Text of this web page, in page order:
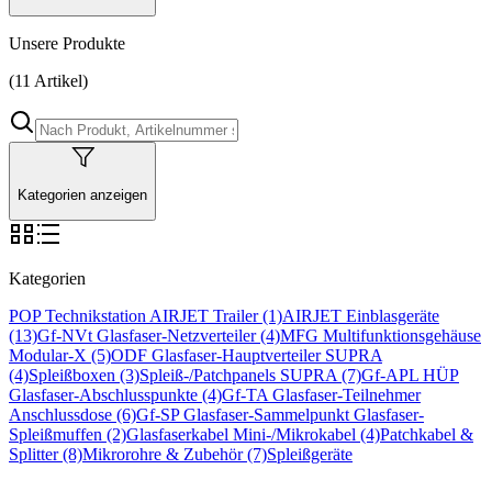
Unsere Produkte
(11 Artikel)
Kategorien anzeigen
Kategorien
POP Technikstation AIRJET Trailer (1)AIRJET Einblasgeräte
(13)Gf-NVt Glasfaser-Netzverteiler(4)MFG Multifunktionsgehäuse
Modular-X (5)ODF Glasfaser-Hauptverteiler SUPRA
(4)Spleißboxen (3)Spleiß-/Patchpanels SUPRA (7)Gf-APL HÜP
Glasfaser-Abschlusspunkte (4)Gf-TA Glasfaser-Teilnehmer
Anschlussdose (6)Gf-SP Glasfaser-Sammelpunkt Glasfaser-
Spleißmuffen (2)Glasfaserkabel Mini-/Mikrokabel (4)Patchkabel &
Splitter (8)Mikrorohre & Zubehör (7)Spleißgeräte